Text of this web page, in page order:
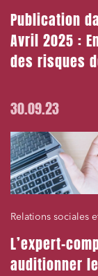
Publication
Avril 2025 :
des risques
30.09.23
Relations sociales
L’expert-
auditionner